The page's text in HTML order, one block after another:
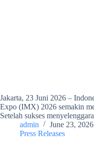
Jakarta, 23 Juni 2026 –
Expo (IMX) 2026 semakin
Setelah sukses
admin
June 23, 2026
Press Releases